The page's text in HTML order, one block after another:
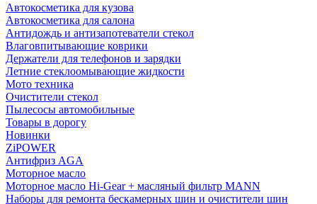
Автокосметика для кузова
Автокосметика для салона
Антидождь и антизапотеватели стекол
Влаговпитывающие коврики
Держатели для телефонов и зарядки
Летние стеклоомывающие жидкости
Мото техника
Очистители стекол
Пылесосы автомобильные
Товары в дорогу
Новинки
ZiPOWER
Антифриз AGA
Моторное масло
Моторное масло Hi-Gear + масляный фильтр MANN
Наборы для ремонта бескамерных шин и очистители шин